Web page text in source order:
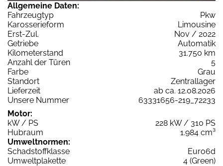
Allgemeine Daten:
Fahrzeugtyp
Pkw
Karosserieform
Limousine
Erst-Zul.
Nov / 2022
Getriebe
Automatik
Kilometerstand
31.750 km
Anzahl der Türen
5
Farbe
Grau
Standort
Zentrallager
Lieferzeit
ab ca. 12.08.2026
Unsere Nummer
63331656-219_72233
Motor:
kW / PS
228 kW / 310 PS
Hubraum
1.984 cm³
Umweltnormen:
Schadstoffklasse
Euro6d
Umweltplakette
4 (Green)